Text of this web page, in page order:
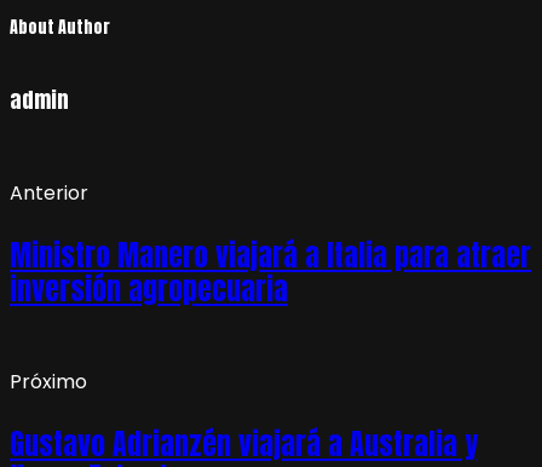
About Author
admin
Anterior
Ministro Manero viajará a Italia para atraer
inversión agropecuaria
Próximo
Gustavo Adrianzén viajará a Australia y